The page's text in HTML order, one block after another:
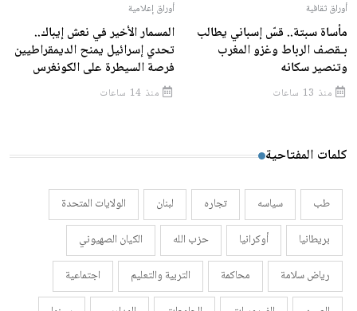
أوراق ثقافية
مأساة سبتة.. قسّ إسباني يطالب
بـقصف الرباط وغزو المغرب
وتنصير سكانه
منذ 13 ساعات
أوراق إعلامية
المسمار الأخير في نعش إيباك..
تحدي إسرائيل يمنح الديمقراطيين
فرصة السيطرة على الكونغرس
منذ 14 ساعات
كلمات المفتاحية
طب سياسه تجاره لبنان
الولايات المتحدة
بريطانيا
أوكرانيا حزب الله
الكيان الصهيوني
رياض سلامة
محاكمة التربية والتعليم
اجتماعية